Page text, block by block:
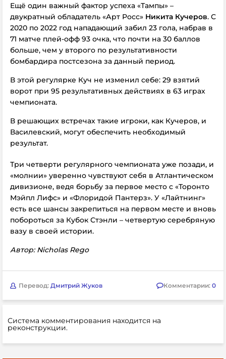
Ещё один важный фактор успеха «Тампы» –
двукратный обладатель «Арт Росс» Никита Кучеров. С
2020 по 2022 год нападающий забил 23 гола, набрав в
71 матче плей-офф 93 очка, что почти на 30 баллов
больше, чем у второго по результативности
бомбардира постсезона за данный период.
В этой регулярке Куч не изменил себе: 29 взятий
ворот при 95 результативных действиях в 63 играх
чемпионата.
В решающих встречах такие игроки, как Кучеров, и
Василевский, могут обеспечить необходимый
результат.
Три четверти регулярного чемпионата уже позади, и
«молнии» уверенно чувствуют себя в Атлантическом
дивизионе, ведя борьбу за первое место с «Торонто
Мэйпл Лифс» и «Флоридой Пантерз». У «Лайтнинг»
есть все шансы закрепиться на первом месте и вновь
побороться за Кубок Стэнли – четвертую серебряную
вазу в своей истории.
Автор: Nicholas Rego
Перевод: Дмитрий Жуков Комментарии: 0
Система комментирования находится на
реконструкции.